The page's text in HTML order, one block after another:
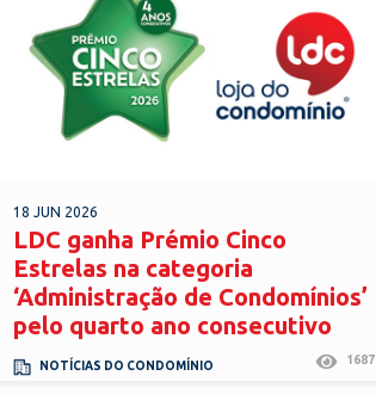
18 JUN 2026
LDC ganha Prémio Cinco
Estrelas na categoria
‘Administração de Condomínios’
pelo quarto ano consecutivo
NOTÍCIAS DO CONDOMÍNIO 1687